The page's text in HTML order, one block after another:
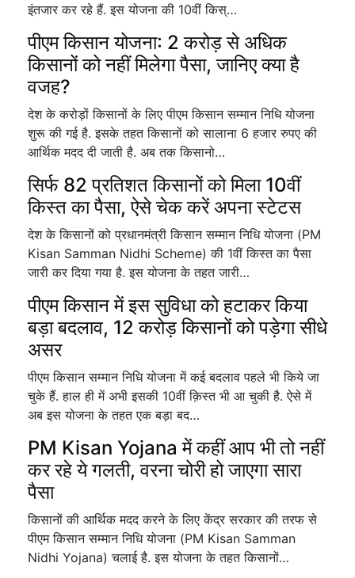
इंतजार कर रहे हैं. इस योजना की 10वीं किस्…
पीएम किसान योजना: 2 करोड़ से अधिक
किसानों को नहीं मिलेगा पैसा, जानिए क्या है
वजह?
देश के करोड़ों किसानों के लिए पीएम किसान सम्मान निधि योजना
शुरू की गई है. इसके तहत किसानों को सालाना 6 हजार रुपए की
आर्थिक मदद दी जाती है. अब तक किसानो…
सिर्फ 82 प्रतिशत किसानों को मिला 10वीं
किस्त का पैसा, ऐसे चेक करें अपना स्टेटस
देश के किसानों को प्रधानमंत्री किसान सम्मान निधि योजना (PM
Kisan Samman Nidhi Scheme) की 1वीं किस्त का पैसा
जारी कर दिया गया है. इस योजना के तहत जारी…
पीएम किसान में इस सुविधा को हटाकर किया
बड़ा बदलाव, 12 करोड़ किसानों को पड़ेगा सीधे
असर
पीएम किसान सम्मान निधि योजना में कई बदलाव पहले भी किये जा
चुके हैं. हाल ही में अभी इसकी 10वीं क़िस्त भी आ चुकी है. ऐसे में
अब इस योजना के तहत एक बड़ा बद…
PM Kisan Yojana में कहीं आप भी तो नहीं
कर रहे ये गलती, वरना चोरी हो जाएगा सारा
पैसा
किसानों की आर्थिक मदद करने के लिए केंद्र सरकार की तरफ से
पीएम किसान सम्मान निधि योजना (PM Kisan Samman
Nidhi Yojana) चलाई है. इस योजना के तहत किसानों…